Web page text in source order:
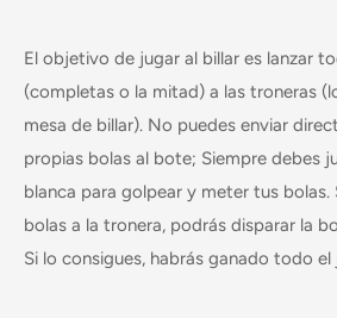
El objetivo de jugar al billar es lanzar
(completas o la mitad) a las troneras
mesa de billar). No puedes enviar
propias bolas al bote; Siempre debes
blanca para golpear y meter tus
bolas a la tronera, podrás disparar la
Si lo consigues, habrás ganado todo el